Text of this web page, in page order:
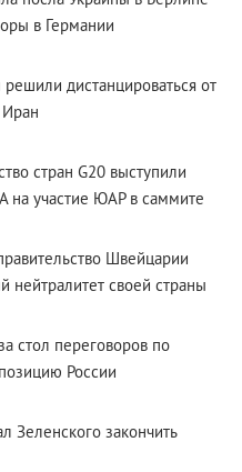
в Германии
дистанцироваться от
стран G20 выступили
на участие ЮАР в саммите
Швейцарии
нейтралитет своей страны
стол переговоров по
России
Зеленского закончить